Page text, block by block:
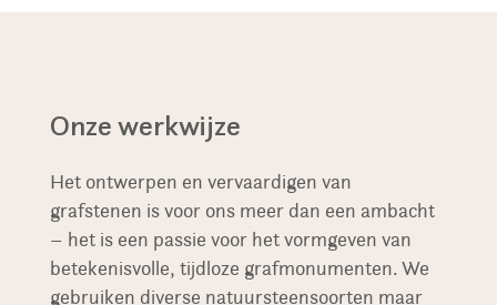
Onze werkwijze
Het ontwerpen en vervaardigen van
grafstenen is voor ons meer dan een ambacht
– het is een passie voor het vormgeven van
betekenisvolle, tijdloze grafmonumenten. We
gebruiken diverse natuursteensoorten maar